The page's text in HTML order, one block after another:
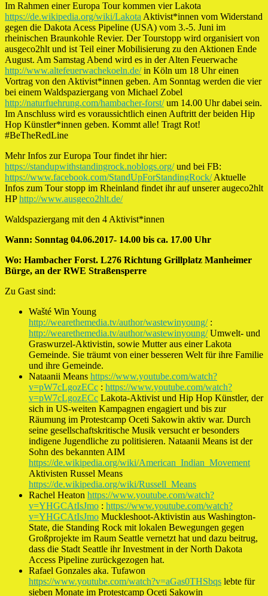
Im Rahmen einer Europa Tour kommen vier Lakota
https://de.wikipedia.org/wiki/LakotaAktivist*innen vom Widerstand
gegen die Dakota Acess Pipeline (USA) vom 3.-5. Juni im
rheinischen Braunkohle Revier. Der Tourstopp wird organisiert von
ausgeco2hlt und ist Teil einer Mobilisierung zu den Aktionen Ende
August. Am Samstag Abend wird es in der Alten Feuerwache
http://www.altefeuerwachekoeln.de/in Köln um 18 Uhr einen
Vortrag von den Aktivist*innen geben. Am Sonntag werden die vier
bei einem Waldspaziergang von Michael Zobel
http://naturfuehrung.com/hambacher-forst/um 14.00 Uhr dabei sein.
Im Anschluss wird es voraussichtlich einen Auftritt der beiden Hip
Hop Künstler*innen geben. Kommt alle! Tragt Rot!
#BeTheRedLine
Mehr Infos zur Europa Tour findet ihr hier:
https://standupwithstandingrock.noblogs.org/und bei FB:
https://www.facebook.com/StandUpForStandingRock/Aktuelle
Infos zum Tour stopp im Rheinland findet ihr auf unserer augeco2hlt
HPhttp://www.ausgeco2hlt.de/
Waldspaziergang mit den 4 Aktivist*innen
Wann: Sonntag 04.06.2017- 14.00 bis ca. 17.00 Uhr
Wo: Hambacher Forst. L276 Richtung Grillplatz Manheimer
Bürge, an der RWE Straßensperre
Zu Gast sind:
Wašté Win Young
http://wearethemedia.tv/author/wastewinyoung/:
http://wearethemedia.tv/author/wastewinyoung/Umwelt- und
Graswurzel-Aktivistin, sowie Mutter aus einer Lakota
Gemeinde. Sie träumt von einer besseren Welt für ihre Familie
und ihre Gemeinde.
Nataanii Means https://www.youtube.com/watch?
v=pW7cLgozECc : https://www.youtube.com/watch?
v=pW7cLgozECc Lakota-Aktivist und Hip Hop Künstler, der
sich in US-weiten Kampagnen engagiert und bis zur
Räumung im Protestcamp Oceti Sakowin aktiv war. Durch
seine gesellschaftskritische Musik versucht er besonders
indigene Jugendliche zu politisieren. Nataanii Means ist der
Sohn des bekannten AIM
https://de.wikipedia.org/wiki/American_Indian_Movement
Aktivisten Russel Means
https://de.wikipedia.org/wiki/Russell_Means
Rachel Heaton https://www.youtube.com/watch?
v=YHGCAtIsJmo : https://www.youtube.com/watch?
v=YHGCAtIsJmo Muckleshoot-Aktivistin aus Washington-
State, die Standing Rock mit lokalen Bewegungen gegen
Großprojekte im Raum Seattle vernetzt hat und dazu beitrug,
dass die Stadt Seattle ihr Investment in der North Dakota
Access Pipeline zurückgezogen hat.
Rafael Gonzales aka. Tufawon
https://www.youtube.com/watch?v=aGas0THSbqs lebte für
sieben Monate im Protestcamp Oceti Sakowin